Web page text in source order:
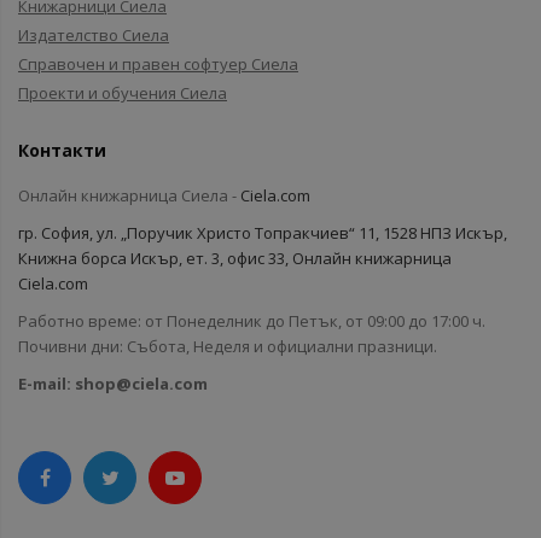
Книжарници Сиела
Издателство Сиела
Справочен и правен софтуер Сиела
Проекти и обучения Сиела
Контакти
Онлайн книжарница Сиела - Ciela.com
гр. София, ул. „Поручик Христо Топракчиев“ 11, 1528 НПЗ Искър,
Книжна борса Искър, ет. 3, офис 33, Онлайн книжарница
Ciela.com
Работно време: от Понеделник до Петък, от 09:00 до 17:00 ч.
Почивни дни: Събота, Неделя и официални празници.
E-mail: shop@ciela.com